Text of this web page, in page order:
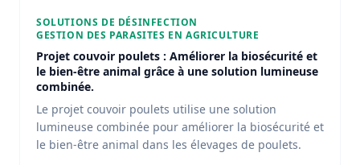
SOLUTIONS DE DÉSINFECTION
GESTION DES PARASITES EN AGRICULTURE
Projet couvoir poulets : Améliorer la biosécurité et
le bien-être animal grâce à une solution lumineuse
combinée.
Le projet couvoir poulets utilise une solution
lumineuse combinée pour améliorer la biosécurité et
le bien-être animal dans les élevages de poulets.